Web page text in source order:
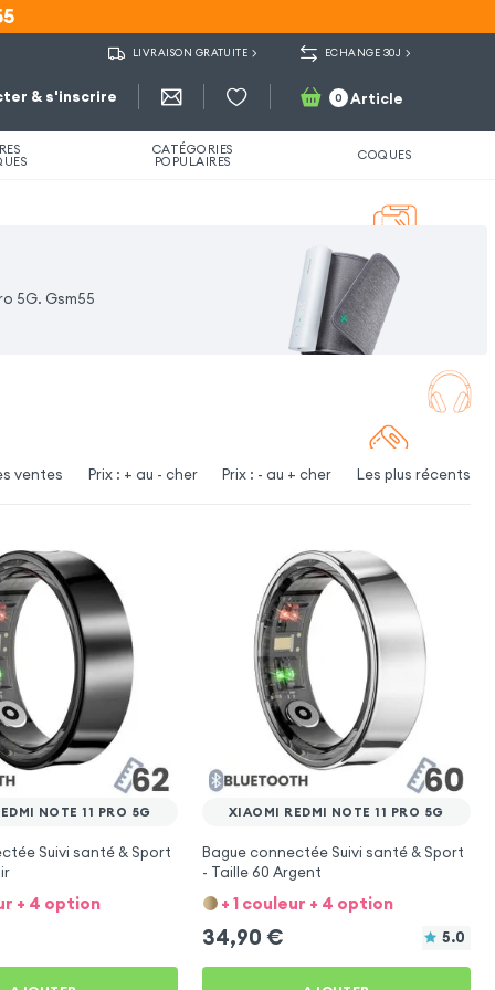
LIVRAISON GRATUITE ECHANGE 30J
& s'inscrire 0 Article
CATÉGORIES
POPULAIRES COQUES
5G. Gsm55
ventes Prix : + au - cher Prix : - au + cher Les plus récents
NOTE 11 PRO 5G
Suivi santé & Sport
+ 4 option
XIAOMI REDMI NOTE 11 PRO 5G
Bague connectée Suivi santé & Sport
- Taille 60 Argent
+ 1 couleur + 4 option
34,90 € 5.0